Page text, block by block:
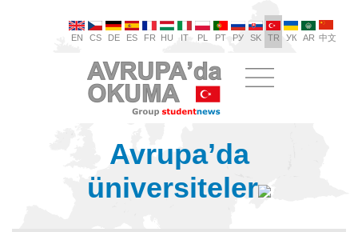
EN CS DE ES FR HU IT PL PT РУ SK TR УК AR 中文
Avrupa’da
üniversiteler